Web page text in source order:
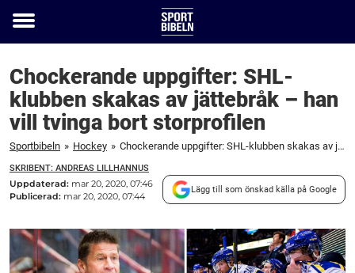
Toggle
Chockerande uppgifter: SHL-
klubben skakas av jättebråk – han
vill tvinga bort storprofilen
Sportbibeln » Hockey » Chockerande uppgifter: SHL-klubben skakas av jättebråk – han vill tvinga bort storprofilen
SKRIBENT: ANDREAS LILLHANNUS
Uppdaterad: mar 20, 2020, 07:46
Publicerad: mar 20, 2020, 07:44
Lägg till som önskad källa på Google